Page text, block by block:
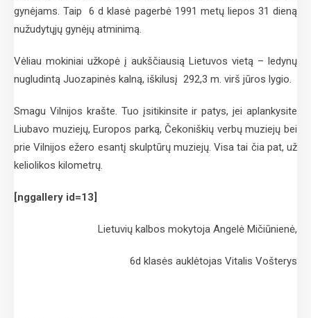
gynėjams. Taip 6 d klasė pagerbė 1991 metų liepos 31 dieną
nužudytųjų gynėjų atminimą.
Vėliau mokiniai užkopė į aukščiausią Lietuvos vietą – ledynų
nugludintą Juozapinės kalną, iškilusį 292,3 m. virš jūros lygio.
Smagu Vilnijos krašte. Tuo įsitikinsite ir patys, jei aplankysite
Liubavo muziejų, Europos parką, Čekoniškių verbų muziejų bei
prie Vilnijos ežero esantį skulptūrų muziejų. Visa tai čia pat, už
keliolikos kilometrų.
[nggallery id=13]
Lietuvių kalbos mokytoja Angelė Mičiūnienė,
6d klasės auklėtojas Vitalis Vošterys